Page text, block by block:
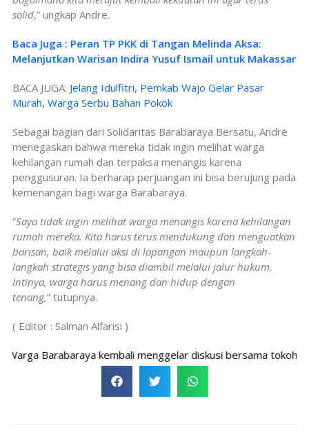
solid,” ungkap Andre.
Baca Juga : Peran TP PKK di Tangan Melinda Aksa:
Melanjutkan Warisan Indira Yusuf Ismail untuk Makassar
BACA JUGA: Jelang Idulfitri, Pemkab Wajo Gelar Pasar
Murah, Warga Serbu Bahan Pokok
Sebagai bagian dari Solidaritas Barabaraya Bersatu, Andre
menegaskan bahwa mereka tidak ingin melihat warga
kehilangan rumah dan terpaksa menangis karena
penggusuran. Ia berharap perjuangan ini bisa berujung pada
kemenangan bagi warga Barabaraya.
“Saya tidak ingin melihat warga menangis karena kehilangan
rumah mereka. Kita harus terus mendukung dan menguatkan
barisan, baik melalui aksi di lapangan maupun langkah-
langkah strategis yang bisa diambil melalui jalur hukum.
Intinya, warga harus menang dan hidup dengan
tenang,” tutupnya.
( Editor : Salman Alfarisi )
Barabaraya kembali menggelar diskusi bersama tokoh